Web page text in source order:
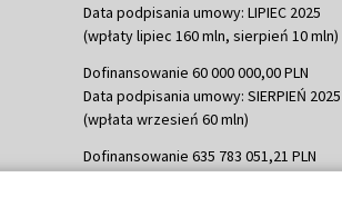
Data podpisania umowy: LIPIEC 2025
(wpłaty lipiec 160 mln, sierpień 10 mln)
Dofinansowanie 60 000 000,00 PLN
Data podpisania umowy: SIERPIEŃ 2025
(wpłata wrzesień 60 mln)
Dofinansowanie 635 783 051,21 PLN